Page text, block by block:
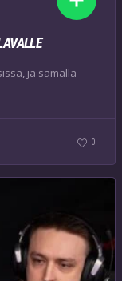
ja samalla
0